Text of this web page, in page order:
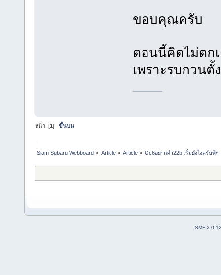
ขอบคุณครับ
ตอนนี้คิดไม่ตก
เพราะรบกวนตั้
หน้า: [1]ขึ้นบน
Siam Subaru Webboard » Article» Article» Gc6อยากทำ22b เริ่มยังไงครับพี่ๆ
SMF 2.0.12